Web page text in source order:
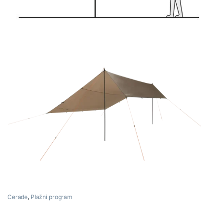
Cerade, Plažni program